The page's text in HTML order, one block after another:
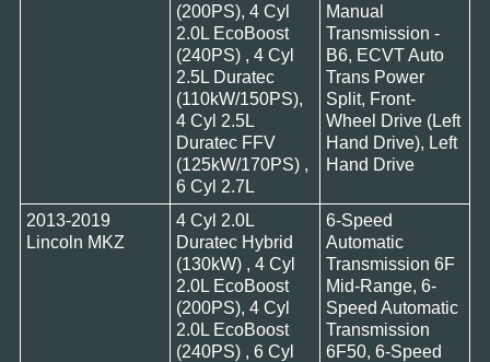
(200PS), 4 Cyl
2.0L EcoBoost
(240PS) , 4 Cyl
2.5L Duratec
(110kW/150PS),
4 Cyl 2.5L
Duratec FFV
(125kW/170PS) ,
6 Cyl 2.7L
Manual
Transmission -
B6, ECVT Auto
Trans Power
Split, Front-
Wheel Drive (Left
Hand Drive), Left
Hand Drive
2013-2019
Lincoln MKZ
4 Cyl 2.0L
Duratec Hybrid
(130kW) , 4 Cyl
2.0L EcoBoost
(200PS), 4 Cyl
2.0L EcoBoost
(240PS) , 6 Cyl
6-Speed
Automatic
Transmission 6F
Mid-Range, 6-
Speed Automatic
Transmission
6F50, 6-Speed